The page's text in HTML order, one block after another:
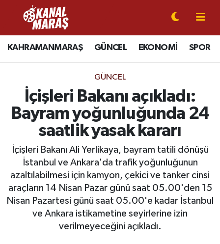
KAHRAMANMARAŞ GÜNCEL EKONOMİ SPOR
GÜNCEL
İçişleri Bakanı açıkladı:
Bayram yoğunluğunda 24
saatlik yasak kararı
İçişleri Bakanı Ali Yerlikaya, bayram tatili dönüşü
İstanbul ve Ankara'da trafik yoğunluğunun
azaltılabilmesi için kamyon, çekici ve tanker cinsi
araçların 14 Nisan Pazar günü saat 05.00'den 15
Nisan Pazartesi günü saat 05.00'e kadar İstanbul
ve Ankara istikametine seyirlerine izin
verilmeyeceğini açıkladı.
CANLI YAYIN
KAHRAMANMARAŞ
GÜNCEL
SPOR
SİYASET
EKONOMİ
GÜNDEM
MAGAZİN
Kahramanmaraş Nöbetçi Eczaneler
Kahramanmaraş Hava Durumu
Kahramanmaraş Namaz Vakitleri
Kahramanmaraş Trafik Yoğunluk Haritası
Süper Lig Puan Durumu ve Fikstür
Tüm Manşetler
Son Dakika Haberleri
Haber Arşivi